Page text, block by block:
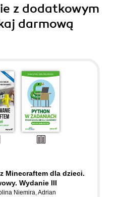
z dodatkowym
darmową
Minecraftem dla dzieci.
Wydanie III
Niemira,Adrian